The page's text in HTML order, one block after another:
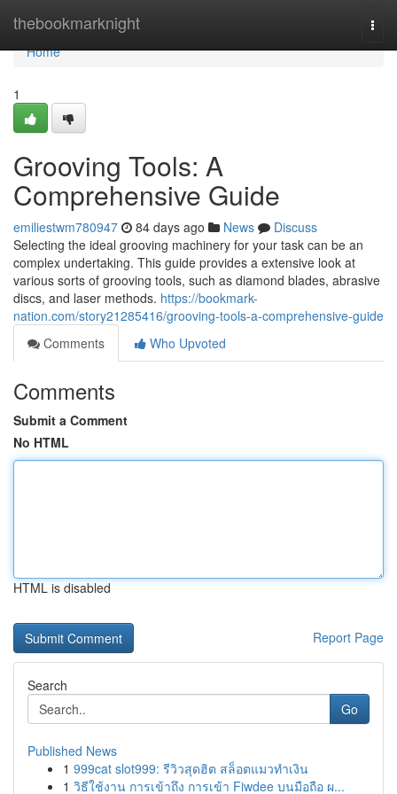
thebookmarknight
Home
Home
1
Grooving Tools: A
Comprehensive Guide
emiliestwm780947 84 days ago News
Discuss
Selecting the ideal grooving machinery for your task can be an
complex undertaking. This guide provides a extensive look at
various sorts of grooving tools, such as diamond blades, abrasive
discs, and laser methods. https://bookmark-
nation.com/story21285416/grooving-tools-a-comprehensive-guide
Comments
Who Upvoted
Comments
Submit a Comment
No HTML
HTML is disabled
Report Page
Search
Go
Published News
1 999cat slot999: รีวิวสุดฮิต สล็อตแมวทำเงิน
1 วิธีใช้งาน การเข้าถึง การเข้า Fiwdee บนมือถือ ผ...